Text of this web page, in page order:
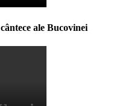
ale Bucovinei